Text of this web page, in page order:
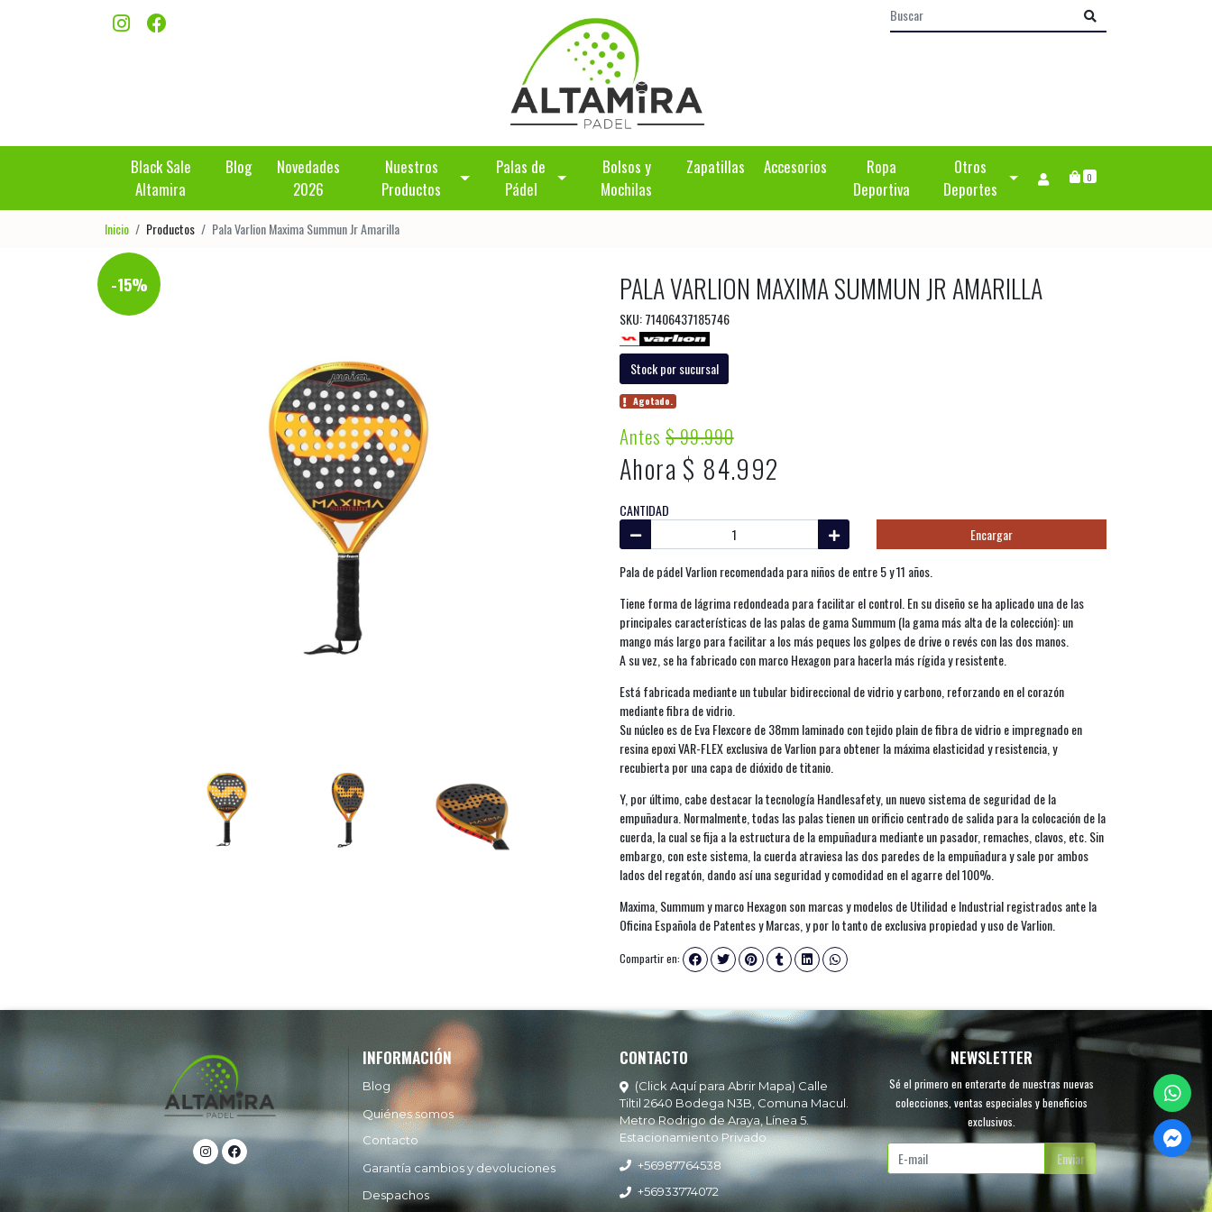
Black Sale
Altamira
Blog
Novedades
2026
Nuestros
Productos
Palas de
Pádel
Bolsos y
Mochilas
Zapatillas Accesorios
Ropa
Deportiva
Otros
Deportes
0
Inicio Productos Pala Varlion Maxima Summun Jr Amarilla
-15% PALA VARLION MAXIMA SUMMUN JR AMARILLA
SKU: 71406437185746
Stock por sucursal
Agotado.
Antes$ 99.990
Ahora $ 84.992
CANTIDAD
Encargar
Pala de pádel Varlion recomendada para niños de entre 5 y 11 años.
Tiene forma de lágrima redondeada para facilitar el control. En su diseño se ha aplicado una de las
principales características de las palas de gama Summum (la gama más alta de la colección): un
mango más largo para facilitar a los más peques los golpes de drive o revés con las dos manos.
A su vez, se ha fabricado con marco Hexagon para hacerla más rígida y resistente.
Está fabricada mediante un tubular bidireccional de vidrio y carbono, reforzando en el corazón
mediante fibra de vidrio.
Su núcleo es de Eva Flexcore de 38mm laminado con tejido plain de fibra de vidrio e impregnado en
resina epoxi VAR-FLEX exclusiva de Varlion para obtener la máxima elasticidad y resistencia, y
recubierta por una capa de dióxido de titanio.
Y, por último, cabe destacar la tecnología Handlesafety, un nuevo sistema de seguridad de la
empuñadura. Normalmente, todas las palas tienen un orificio centrado de salida para la colocación de la
cuerda, la cual se fija a la estructura de la empuñadura mediante un pasador, remaches, clavos, etc. Sin
embargo, con este sistema, la cuerda atraviesa las dos paredes de la empuñadura y sale por ambos
lados del regatón, dando así una seguridad y comodidad en el agarre del 100%.
Maxima, Summum y marco Hexagon son marcas y modelos de Utilidad e Industrial registrados ante la
Oficina Española de Patentes y Marcas, y por lo tanto de exclusiva propiedad y uso de Varlion.
Compartir en:
INFORMACIÓN
Blog
Quiénes somos
Contacto
Garantía cambios y devoluciones
Despachos
CONTACTO
(Click Aquí para Abrir Mapa) Calle
Tiltil 2640 Bodega N3B, Comuna Macul.
Metro Rodrigo de Araya, Línea 5.
Estacionamiento Privado
+56987764538
+56933774072
NEWSLETTER
Sé el primero en enterarte de nuestras nuevas
colecciones, ventas especiales y beneficios
exclusivos.
Enviar